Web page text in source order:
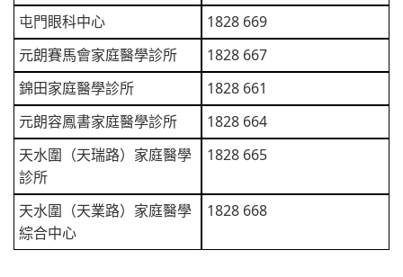
屯門眼科中心
1828 669
元朗賽馬會家庭醫學診所
1828 667
錦田家庭醫學診所
1828 661
元朗容鳳書家庭醫學診所
1828 664
天水圍（天瑞路）家庭醫學
診所
1828 665
天水圍（天業路）家庭醫學
綜合中心
1828 668